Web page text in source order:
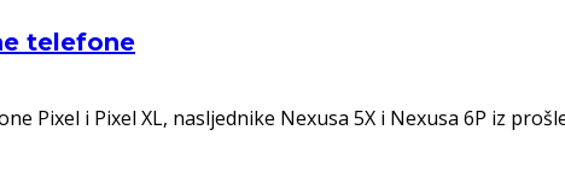
telefone
Pixel i Pixel XL, nasljednike Nexusa 5X i Nexusa 6P iz